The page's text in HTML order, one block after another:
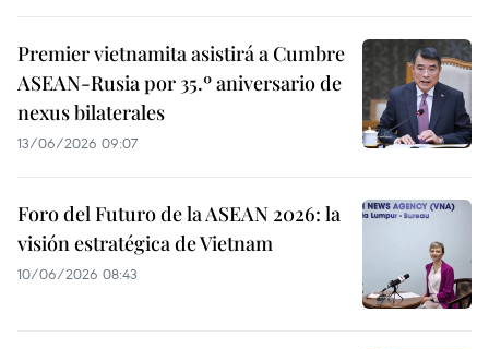
Premier vietnamita asistirá a Cumbre
ASEAN-Rusia por 35.º aniversario de
nexus bilaterales
13/06/2026 09:07
Foro del Futuro de la ASEAN 2026: la
visión estratégica de Vietnam
10/06/2026 08:43